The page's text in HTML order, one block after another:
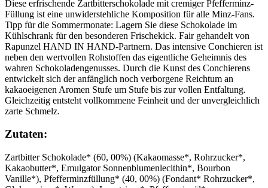
Diese erfrischende Zartbitterschokolade mit cremiger Pfefferminz-
Füllung ist eine unwiderstehliche Komposition für alle Minz-Fans.
Tipp für die Sommermonate: Lagern Sie diese Schokolade im
Kühlschrank für den besonderen Frischekick. Fair gehandelt von
Rapunzel HAND IN HAND-Partnern. Das intensive Conchieren ist
neben den wertvollen Rohstoffen das eigentliche Geheimnis des
wahren Schokoladengenusses. Durch die Kunst des Conchierens
entwickelt sich der anfänglich noch verborgene Reichtum an
kakaoeigenen Aromen Stufe um Stufe bis zur vollen Entfaltung.
Gleichzeitig entsteht vollkommene Feinheit und der unvergleichlich
zarte Schmelz.
Zutaten:
Zartbitter Schokolade* (60, 00%) (Kakaomasse*, Rohrzucker*,
Kakaobutter*, Emulgator Sonnenblumenlecithin*, Bourbon
Vanille*), Pfefferminzfüllung* (40, 00%) (Fondant* Rohrzucker*,